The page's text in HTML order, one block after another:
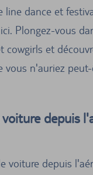
line dance et
Plongez-vous
cowgirls et
vous n'auriez
depuis
voiture depuis